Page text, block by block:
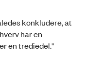
konkludere, at
har en
en trediedel."